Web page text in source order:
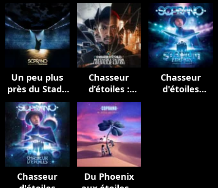
Un peu plus
près du Stade
de France
(Live au Stade
de France,
2023)
Chasseur
d’étoiles :
Multiverse
Edition
Chasseur
d'étoiles
Chasseur
Du Phoenix